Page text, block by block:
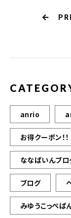
anrio
お得クーポン！！
ななぱいんブロ
ブログ
みゆうこっぺぱ